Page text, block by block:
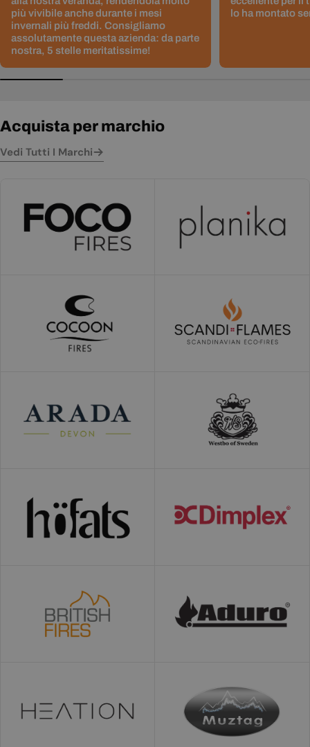
più vivibile anche durante i mesi
invernali più freddi. Consigliamo
assolutamente questa azienda: da parte
nostra, 5 stelle meritatissime!
lo ha montato
Acquista per marchio
Vedi Tutti I Marchi